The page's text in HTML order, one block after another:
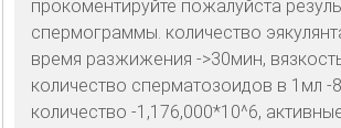
прокоментируйте пожалуйста
спермограммы. количество
время разжижения ->30мин,
количество сперматозоидов в 1мл -
количество -1,176,000*10^6,